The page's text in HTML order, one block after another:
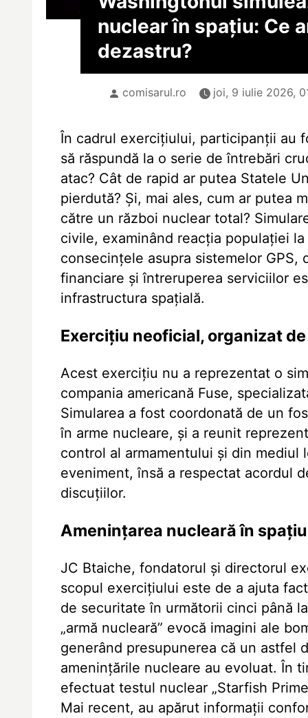
nuclear în spațiu: Ce
dezastru?
comisarul.ro joi, 9 iulie 2026,
În cadrul exercițiului, participanții au
să răspundă la o serie de întrebări
atac? Cât de rapid ar putea Statele
pierdută? Și, mai ales, cum ar putea
către un război nuclear total?
civile, examinând reacția populației
consecințele asupra sistemelor
financiare și întreruperea serviciilor
infrastructura spațială.
Exercițiu neoficial, organizat
Acest exercițiu nu a reprezentat o
compania americană Fuse,
Simularea a fost coordonată de un
în arme nucleare, și a reunit
control al armamentului și din
eveniment, însă a respectat acordul
discuțiilor.
Amenințarea nucleară în
JC Btaiche, fondatorul și directorul
scopul exercițiului este de a ajuta
de securitate în următorii cinci până
„armă nucleară” evocă imagini ale
generând presupunerea că un astfel
amenințările nucleare au evoluat. În
efectuat testul nuclear „Starfish
Mai recent, au apărut informații